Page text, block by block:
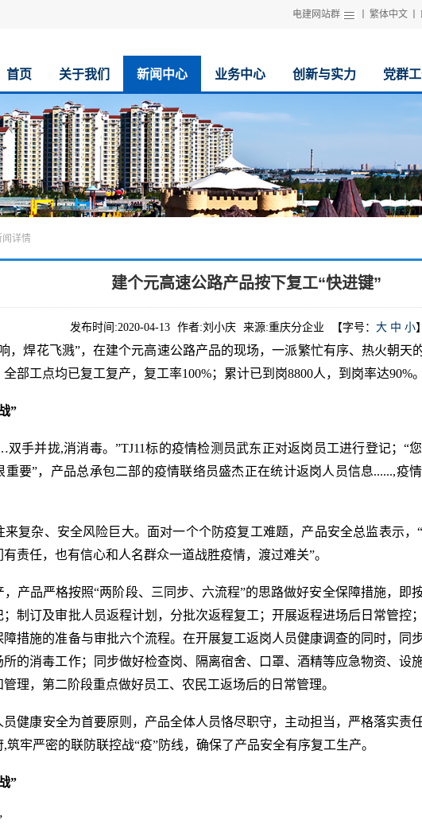
电建网站群 繁体中文
首页 关于我们 新闻中心 业务中心 创新与实力 党群
闻详情
建个元高速公路产品按下复工“快进键”
发布时间:2020-04-13 作者:刘小庆 来源:重庆分企业 【字号： 大 中 小】
焊花飞溅”，在建个元高速公路产品的现场，一派繁忙有序、热火朝天
部工点均已复工复产，复工率100%；累计已到岗8800人，到岗率达90%。
”
手并拢,消消毒。”TJ11标的疫情检测员武东正对返岗员工进行登记；“
重要”，产品总承包二部的疫情联络员盛杰正在统计返岗人员信息......,疫
复杂、安全风险巨大。面对一个个防疫复工难题，产品安全总监表示，
责任，也有信心和人名群众一道战胜疫情，渡过难关”。
产品严格按照“两阶段、三同步、六流程”的思路做好安全保障措施，即
制订及审批人员返程计划，分批次返程复工；开展返程进场后日常管控
措施的准备与审批六个流程。在开展复工返岗人员健康调查的同时，同
的消毒工作；同步做好检查岗、隔离宿舍、口罩、酒精等应急物资、设
理，第二阶段重点做好员工、农民工返场后的日常管理。
健康安全为首要原则，产品全体人员恪尽职守，主动担当，严格落实责
,筑牢严密的联防联控战“疫”防线，确保了产品安全有序复工生产。
”